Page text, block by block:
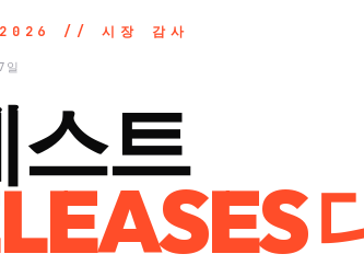
// 시장 감사
스트